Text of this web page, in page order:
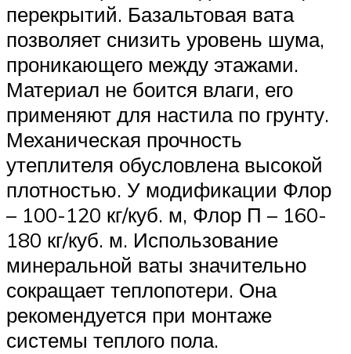
перекрытий. Базальтовая вата
позволяет снизить уровень шума,
проникающего между этажами.
Материал не боится влаги, его
применяют для настила по грунту.
Механическая прочность
утеплителя обусловлена высокой
плотностью. У модификации Флор
– 100-120 кг/куб. м, Флор П – 160-
180 кг/куб. м. Использование
минеральной ваты значительно
сокращает теплопотери. Она
рекомендуется при монтаже
системы теплого пола.